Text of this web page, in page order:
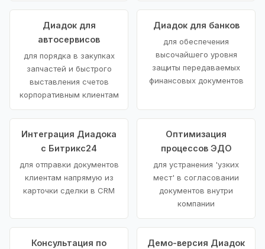
Диадок для
автосервисов
для порядка в закупках
запчастей и быстрого
выставления счетов
корпоративным клиентам
Диадок для банков
для обеспечения
высочайшего уровня
защиты передаваемых
финансовых документов
Интеграция Диадока
с Битрикс24
для отправки документов
клиентам напрямую из
карточки сделки в CRM
Оптимизация
процессов ЭДО
для устранения 'узких
мест' в согласовании
документов внутри
компании
Консультация по
Демо-версия Диадок